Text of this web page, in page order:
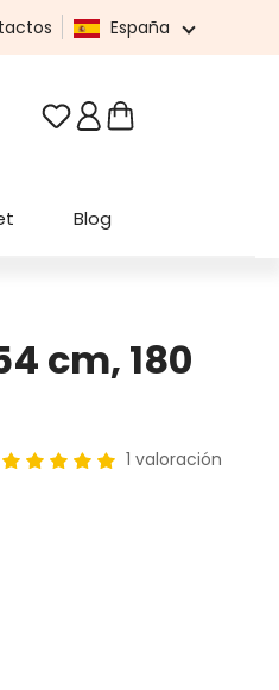
España
Tienes 0 artículos en
Blog
cm, 180
1 valoración